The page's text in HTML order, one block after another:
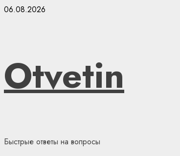
Skip
06.08.2026
Otvetin
Быстрые ответы на вопросы